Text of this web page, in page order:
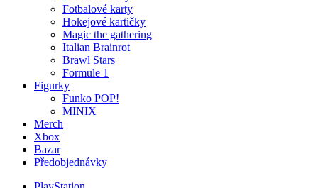
Fotbalové karty
Hokejové kartičky
Magic the gathering
Italian Brainrot
Brawl Stars
Formule 1
Figurky
Funko POP!
MINIX
Merch
Xbox
Bazar
Předobjednávky